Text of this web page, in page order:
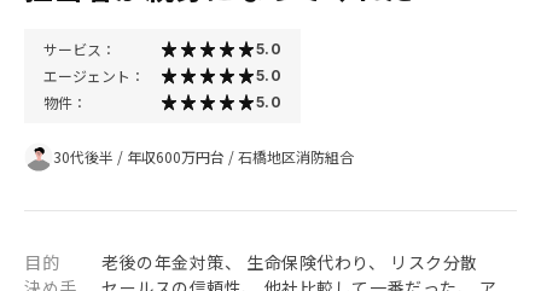
サービス： 5.0
エージェント： 5.0
物件： 5.0
30代後半 / 年収600万円台 /石橋地区消防組合
目的
老後の年金対策、 生命保険代わり、 リスク分散